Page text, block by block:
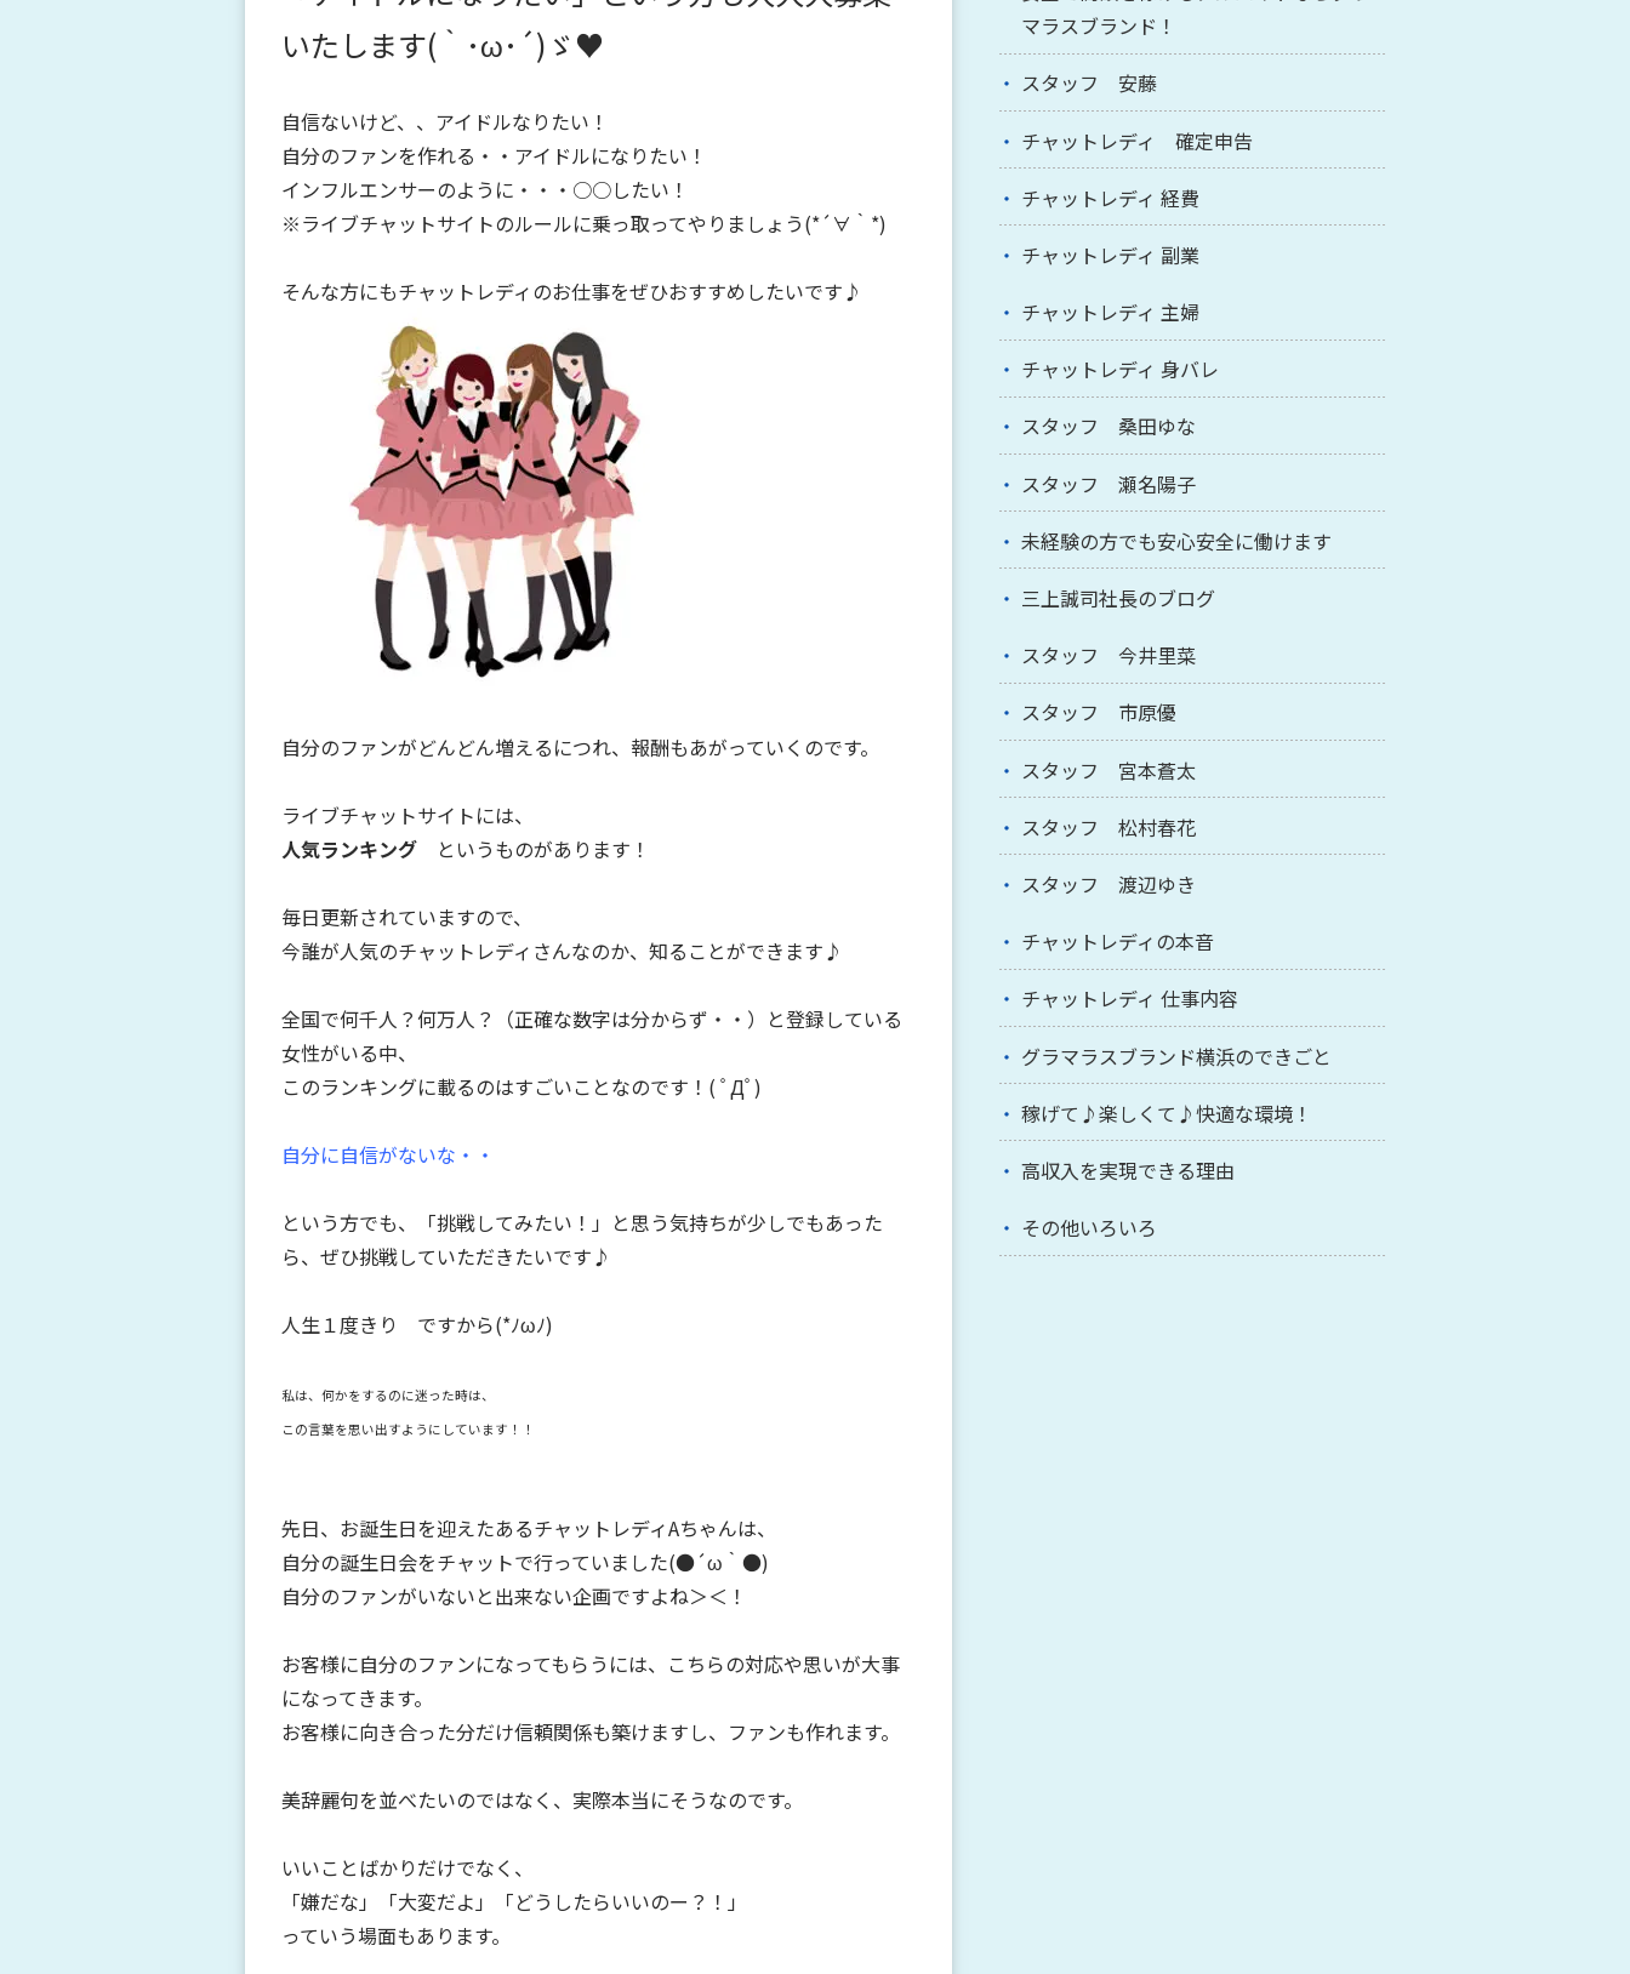
いたします(｀･ω･´)ゞ♥
自信ないけど、、アイドルなりたい！
自分のファンを作れる・・アイドルになりたい！
インフルエンサーのように・・・○○したい！
※ライブチャットサイトのルールに乗っ取ってやりましょう(*´∀｀*)
そんな方にもチャットレディのお仕事をぜひおすすめしたいです♪
自分のファンがどんどん増えるにつれ、報酬もあがっていくのです。
ライブチャットサイトには、
人気ランキング というものがあります！
毎日更新されていますので、
今誰が人気のチャットレディさんなのか、知ることができます♪
全国で何千人？何万人？（正確な数字は分からず・・）と登録している
女性がいる中、
このランキングに載るのはすごいことなのです！( ﾟДﾟ)
自分に自信がないな・・
という方でも、「挑戦してみたい！」と思う気持ちが少しでもあった
ら、ぜひ挑戦していただきたいです♪
人生１度きり ですから(*ﾉωﾉ)
私は、何かをするのに迷った時は、
この言葉を思い出すようにしています！！
先日、お誕生日を迎えたあるチャットレディAちゃんは、
自分の誕生日会をチャットで行っていました(●´ω｀●)
自分のファンがいないと出来ない企画ですよね＞＜！
お客様に自分のファンになってもらうには、こちらの対応や思いが大事
になってきます。
お客様に向き合った分だけ信頼関係も築けますし、ファンも作れます。
美辞麗句を並べたいのではなく、実際本当にそうなのです。
いいことばかりだけでなく、
「嫌だな」「大変だよ」「どうしたらいいのー？！」
っていう場面もあります。
マラスブランド！
スタッフ 安藤
チャットレディ 確定申告
チャットレディ 経費
チャットレディ 副業
チャットレディ 主婦
チャットレディ 身バレ
スタッフ 桑田ゆな
スタッフ 瀬名陽子
未経験の方でも安心安全に働けます
三上誠司社長のブログ
スタッフ 今井里菜
スタッフ 市原優
スタッフ 宮本蒼太
スタッフ 松村春花
スタッフ 渡辺ゆき
チャットレディの本音
チャットレディ 仕事内容
グラマラスブランド横浜のできごと
稼げて♪楽しくて♪快適な環境！
高収入を実現できる理由
その他いろいろ